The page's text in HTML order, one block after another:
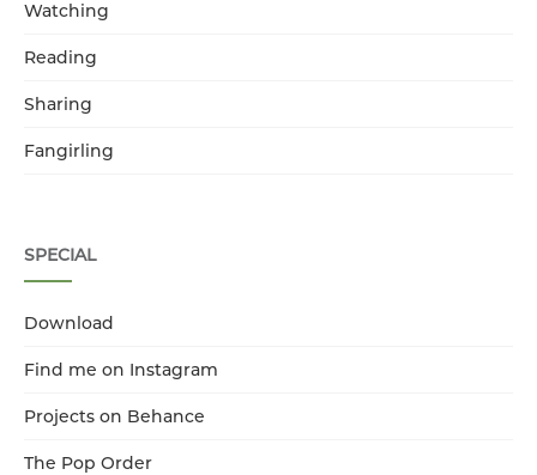
Watching
Reading
Sharing
Fangirling
SPECIAL
Download
Find me on Instagram
Projects on Behance
The Pop Order